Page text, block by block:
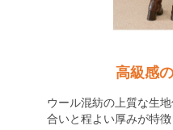
高級感
ウール混紡の上質な生
合いと程よい厚みが特徴